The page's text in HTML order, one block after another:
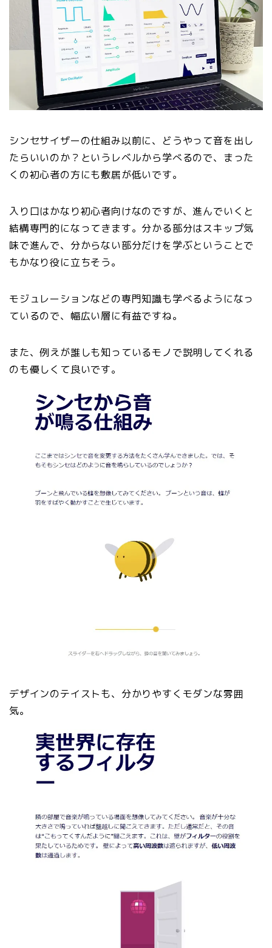
シンセサイザーの仕組み以前に、どうやって音を出し
たらいいのか？というレベルから学べるので、まった
くの初心者の方にも敷居が低いです。
入り口はかなり初心者向けなのですが、進んでいくと
結構専門的になってきます。分かる部分はスキップ気
味で進んで、分からない部分だけを学ぶということで
もかなり役に立ちそう。
モジュレーションなどの専門知識も学べるようになっ
ているので、幅広い層に有益ですね。
また、例えが誰しも知っているモノで説明してくれる
のも優しくて良いです。
デザインのテイストも、分かりやすくモダンな雰囲
気。